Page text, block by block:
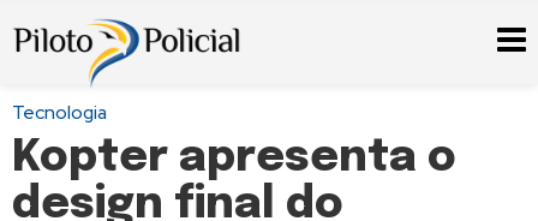
Tecnologia
Kopter apresenta o
design final do